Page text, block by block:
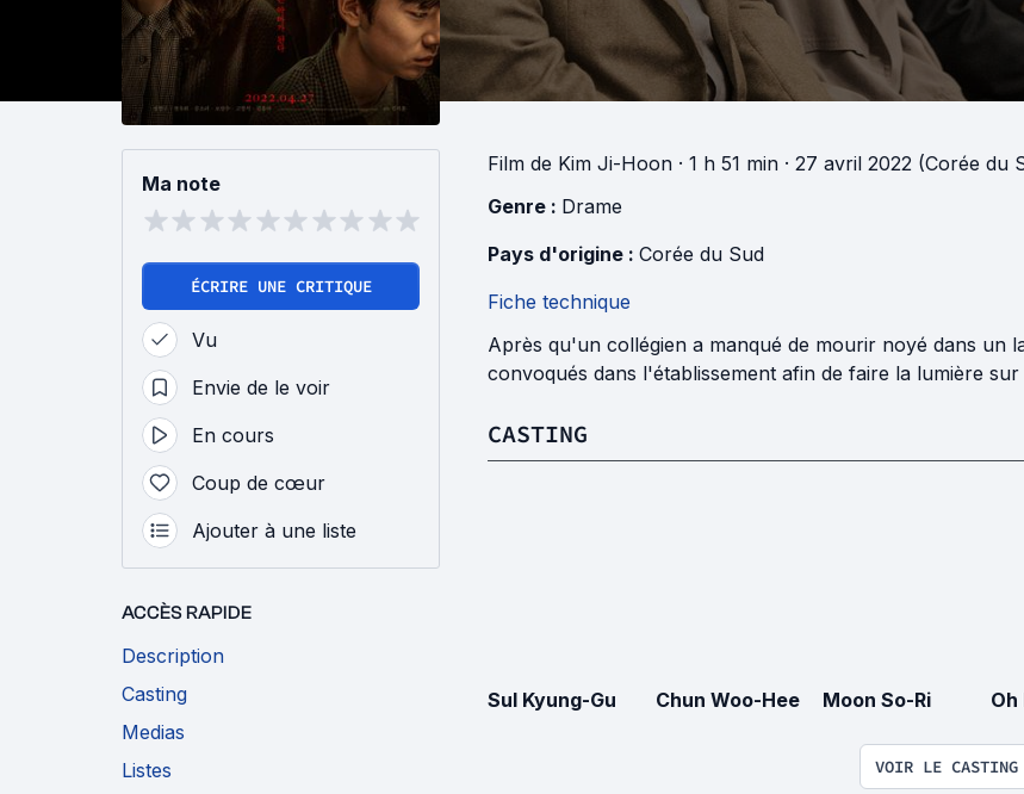
Ma note
ÉCRIRE UNE CRITIQUE
Vu
Envie de le voir
En cours
Coup de cœur
Ajouter à une liste
ACCÈS RAPIDE
Description
Casting
Medias
Listes
Film de Kim Ji-Hoon · 1 h 51 min · 27 avril 2022 (Corée du
Genre : Drame
Pays d'origine : Corée du Sud
Fiche technique
Après qu'un collégien a manqué de mourir noyé dans un
convoqués dans l'établissement afin de faire la lumière
CASTING
Sul Kyung-Gu Chun Woo-Hee Moon So-Ri Oh
VOIR LE CASTING